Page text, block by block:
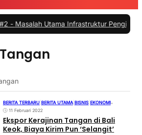
Utama Infrastruktur Pengisian Daya
BERITA TERBARU BERITA UTAMA BISNIS EKONOMI•
11 Februari 2022
Ekspor Kerajinan Tangan di Bali
Keok, Biaya Kirim Pun ‘Selangit’